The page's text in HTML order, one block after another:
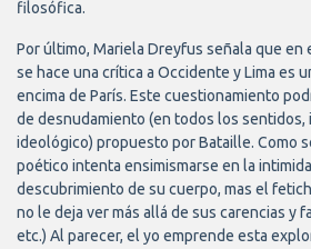
filosófica.
Por último, Mariela Dreyfus señala que en
se hace una crítica a Occidente y Lima es
encima de París. Este cuestionamiento
de desnudamiento (en todos los sentidos,
ideológico) propuesto por Bataille. Como
poético intenta ensimismarse en la
descubrimiento de su cuerpo, mas el
no le deja ver más allá de sus carencias y
etc.) Al parecer, el yo emprende esta